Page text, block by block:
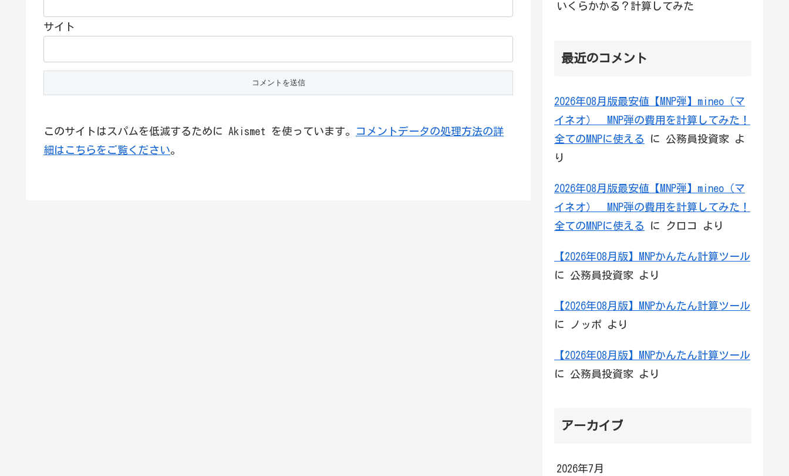
サイト
このサイトはスパムを低減するために Akismet を使っています。
コメントデータの処理方法の詳
細はこちらをご覧ください。
いくらかかる？計算してみた
最近のコメント
2026年08月版最安値【MNP弾】mineo（マ
イネオ） MNP弾の費用を計算してみた！
全てのMNPに使える
に 公務員投資家 よ
り
2026年08月版最安値【MNP弾】mineo（マ
イネオ） MNP弾の費用を計算してみた！
全てのMNPに使える
に クロコ より
【2026年08月版】MNPかんたん計算ツール
に 公務員投資家 より
【2026年08月版】MNPかんたん計算ツール
に
ノッポ より
【2026年08月版】MNPかんたん計算ツール
に 公務員投資家 より
アーカイブ
2026年7月